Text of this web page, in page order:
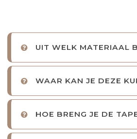
UIT WELK MATERIAAL
WAAR KAN JE DEZE
HOE BRENG JE DE